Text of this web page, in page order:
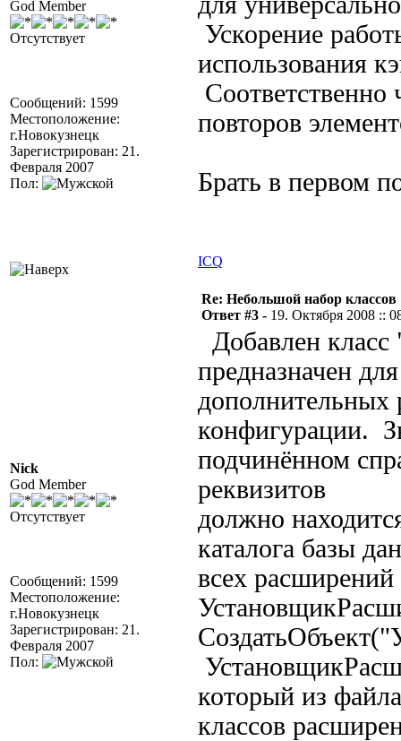
God Member
Отсутствует
Сообщений: 1599
Местоположение:
г.Новокузнецк
Зарегистрирован: 21.
Февраля 2007
Пол:
Ускорение
использования
повторов
Брать в первом
ICQ
Nick
God Member
Отсутствует
Сообщений: 1599
Местоположение:
г.Новокузнецк
Зарегистрирован: 21.
Февраля 2007
Пол:
Re: Небольшой набор классов
Ответ #3 - 19. Октября 2008 ::
Добавлен
предназначен
конфигурации.
подчинённом
реквизитов
должно
каталога базы
всех расширений
который из
классов